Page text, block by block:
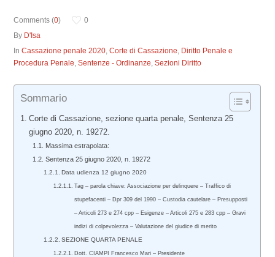
Comments (0)
0
By D'Isa
InCassazione penale 2020,Corte di Cassazione, Diritto Penale e
Procedura Penale,Sentenze - Ordinanze,Sezioni Diritto
Sommario
Corte di Cassazione, sezione quarta penale, Sentenza 25
giugno 2020, n. 19272.
Massima estrapolata:
Sentenza 25 giugno 2020, n. 19272
Data udienza 12 giugno 2020
Tag – parola chiave: Associazione per delinquere – Traffico di
stupefacenti – Dpr 309 del 1990 – Custodia cautelare – Presupposti
– Articoli 273 e 274 cpp – Esigenze – Articoli 275 e 283 cpp – Gravi
indizi di colpevolezza – Valutazione del giudice di merito
SEZIONE QUARTA PENALE
Dott. CIAMPI Francesco Mari – Presidente